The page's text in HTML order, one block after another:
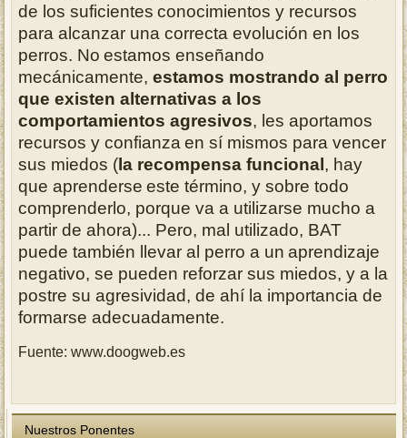
de los suficientes conocimientos y recursos
para alcanzar una correcta evolución en los
perros. No estamos enseñando
mecánicamente,estamos mostrando al perro
que existenalternativas a los
comportamientos agresivos, les aportamos
recursos y confianza en sí mismos para vencer
sus miedos (la recompensa funcional, hay
que aprenderse este término, y sobre todo
comprenderlo, porque va a utilizarse mucho a
partirde ahora)... Pero, mal utilizado, BAT
puede también llevar al perro a un aprendizaje
negativo, se pueden reforzar sus miedos, y a la
postre suagresividad, de ahí la importancia de
formarse adecuadamente.
Fuente: www.doogweb.es
Nuestros Ponentes